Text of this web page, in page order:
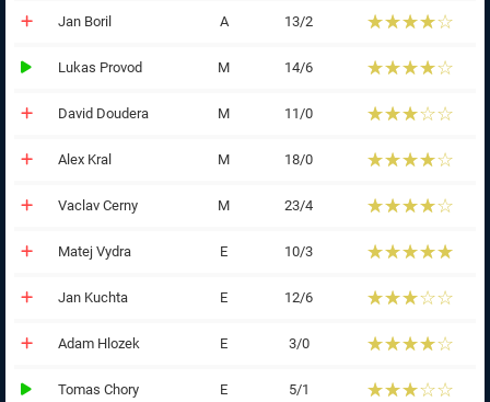
Jan Boril Α 13/2 ☆☆☆☆☆
★★★★★
Lukas Provod Μ 14/6 ☆☆☆☆☆
★★★★★
David Doudera Μ 11/0 ☆☆☆☆☆
★★★★★
Alex Kral Μ 18/0 ☆☆☆☆☆
★★★★★
Vaclav Cerny Μ 23/4 ☆☆☆☆☆
★★★★★
Matej Vydra Ε 10/3 ☆☆☆☆☆
★★★★★
Jan Kuchta Ε 12/6 ☆☆☆☆☆
★★★★★
Adam Hlozek Ε 3/0 ☆☆☆☆☆
★★★★★
Tomas Chory Ε 5/1 ☆☆☆☆☆
★★★★★